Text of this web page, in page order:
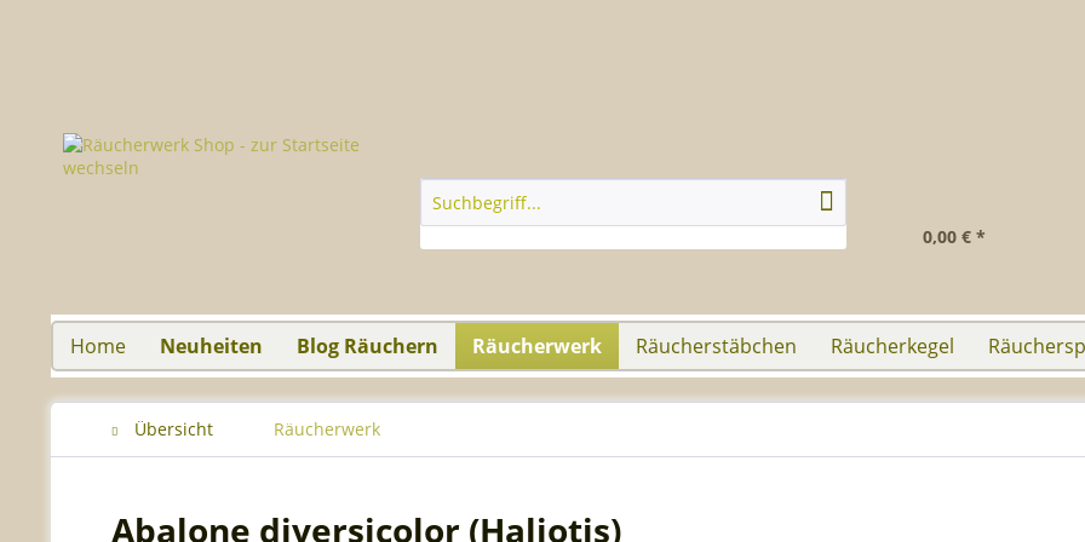
0,00 € *
Home Neuheiten Blog Räuchern Räucherwerk Räucherstäbchen Räucherkegel
Übersicht Räucherwerk
Abalone diversicolor (Haliotis)